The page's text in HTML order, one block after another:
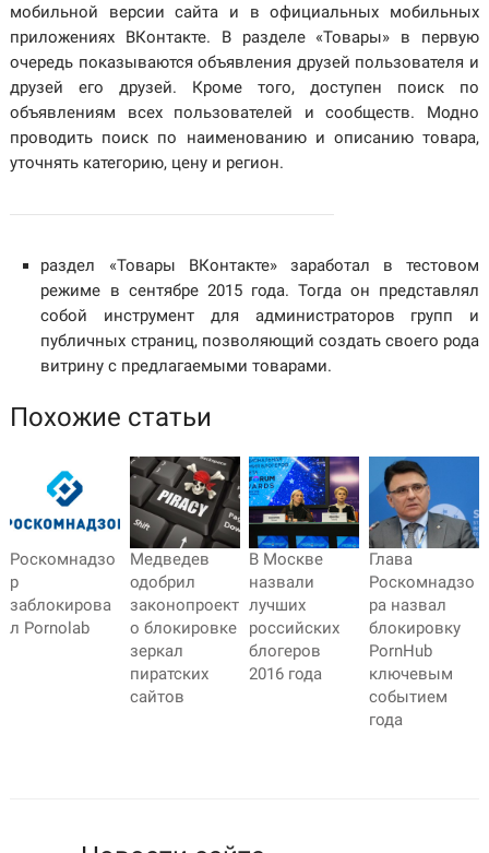
мобильной версии сайта и в официальных мобильных
приложениях ВКонтакте. В разделе «Товары» в первую
очередь показываются объявления друзей пользователя и
друзей его друзей. Кроме того, доступен поиск по
объявлениям всех пользователей и сообществ. Модно
проводить поиск по наименованию и описанию товара,
уточнять категорию, цену и регион.
раздел «Товары ВКонтакте» заработал в тестовом
режиме в сентябре 2015 года. Тогда он представлял
собой инструмент для администраторов групп и
публичных страниц, позволяющий создать своего рода
витрину с предлагаемыми товарами.
Похожие статьи
Роскомнадзо
р
заблокирова
л Pornolab
Медведев
одобрил
законопроект
о блокировке
зеркал
пиратских
сайтов
В Москве
назвали
лучших
российских
блогеров
2016 года
Глава
Роскомнадзо
ра назвал
блокировку
PornHub
ключевым
событием
года